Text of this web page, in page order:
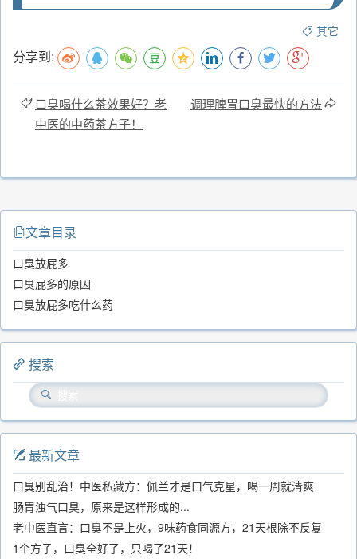
其它
分享到:
口臭喝什么茶效果好？老
中医的中药茶方子！
调理脾胃口臭最快的方法
文章目录
口臭放屁多
口臭屁多的原因
口臭放屁多吃什么药
搜索
最新文章
口臭别乱治！中医私藏方：佩兰才是口气克星，喝一周就清爽
肠胃浊气口臭，原来是这样形成的...
老中医直言：口臭不是上火，9味药食同源方，21天根除不反复
1个方子，口臭全好了，只喝了21天！